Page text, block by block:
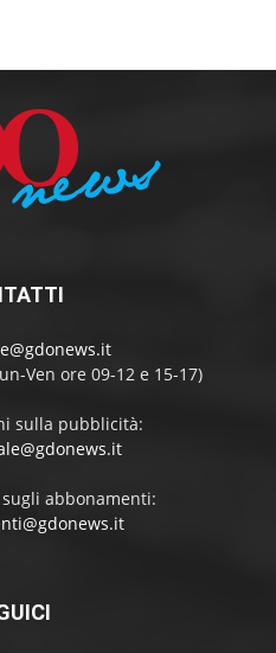
Ven ore 09-12 e 15-17)
sulla pubblicità:
abbonamenti: